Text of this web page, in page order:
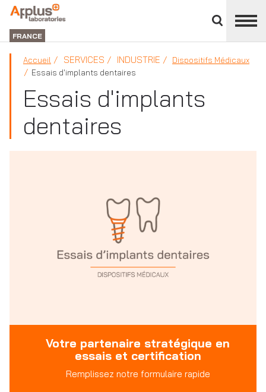
Fermer
panneau
divisions
DIVISION
LABORATORIES
FRANCE
Accueil SERVICES INDUSTRIE
Dispositifs Médicaux
Essais d'implants dentaires
Essais d'implants
dentaires
Votre partenaire stratégique en
essais et certification
Remplissez notre formulaire rapide